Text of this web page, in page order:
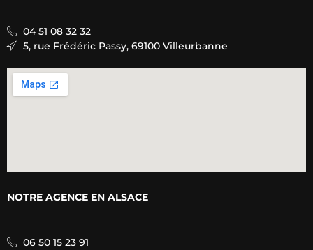
04 51 08 32 32
5, rue Frédéric Passy, 69100 Villeurbanne
NOTRE AGENCE EN ALSACE
06 50 15 23 91